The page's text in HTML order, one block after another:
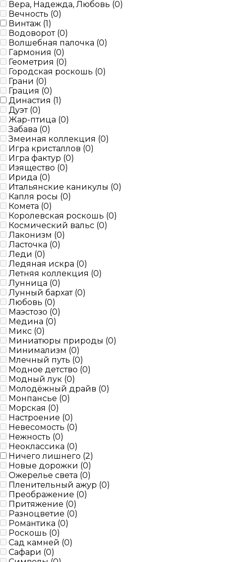
Вера, Надежда, Любовь (0)
Вечность (0)
Винтаж (1)
Водоворот (0)
Волшебная палочка (0)
Гармония (0)
Геометрия (0)
Городская роскошь (0)
Грани (0)
Грация (0)
Династия (1)
Дуэт (0)
Жар-птица (0)
Забава (0)
Змеиная коллекция (0)
Игра кристаллов (0)
Игра фактур (0)
Изящество (0)
Ирида (0)
Итальянcкие каникулы (0)
Капля росы (0)
Комета (0)
Королевская роскошь (0)
Космический вальс (0)
Лаконизм (0)
Ласточка (0)
Леди (0)
Ледяная искра (0)
Летняя коллекция (0)
Лунница (0)
Лунный бархат (0)
Любовь (0)
Маэстозо (0)
Медина (0)
Микс (0)
Миниатюры природы (0)
Минимализм (0)
Млечный путь (0)
Модное детство (0)
Модный лук (0)
Молодёжный драйв (0)
Монпансье (0)
Морская (0)
Настроение (0)
Невесомость (0)
Нежность (0)
Неоклассика (0)
Ничего лишнего (2)
Новые дорожки (0)
Ожерелье света (0)
Пленительный ажур (0)
Преображение (0)
Притяжение (0)
Разноцветие (0)
Романтика (0)
Роскошь (0)
Сад камней (0)
Сафари (0)